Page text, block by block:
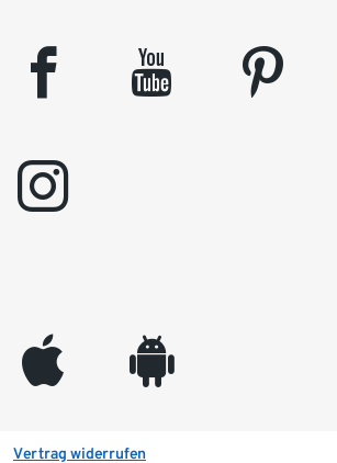
facebook youtube pinterest
instagram
appleinc android
Vertrag widerrufen